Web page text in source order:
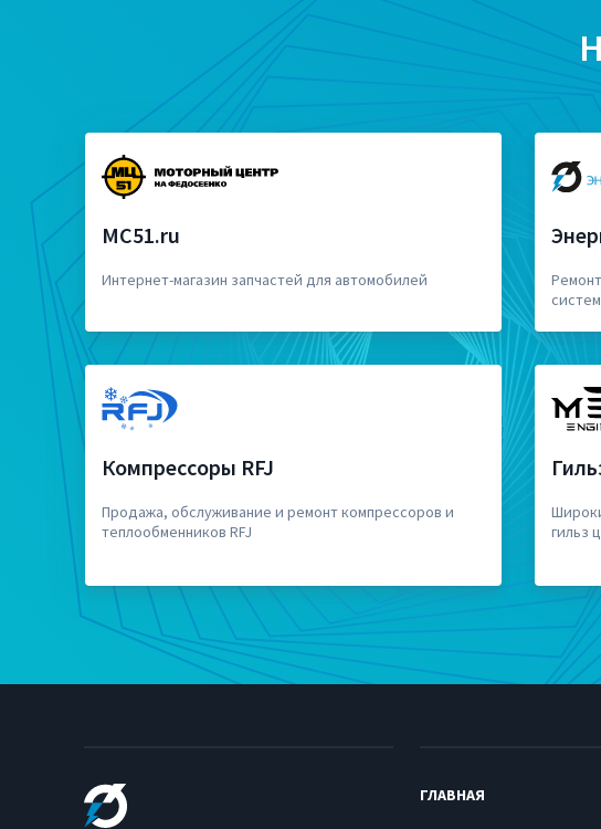
MC51.ru
Интернет-магазин запчастей для автомобилей
Компрессоры RFJ
Продажа, обслуживание и ремонт компрессоров и
теплообменников RFJ
гильз
ГЛАВНАЯ